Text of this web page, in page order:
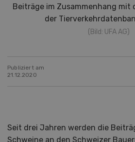
Beiträge im Zusammenhang mit
der
(Bild: UFA AG)
Publiziert am
21.12.2020
Seit drei Jahren werden die
Schweine an den Schweizer